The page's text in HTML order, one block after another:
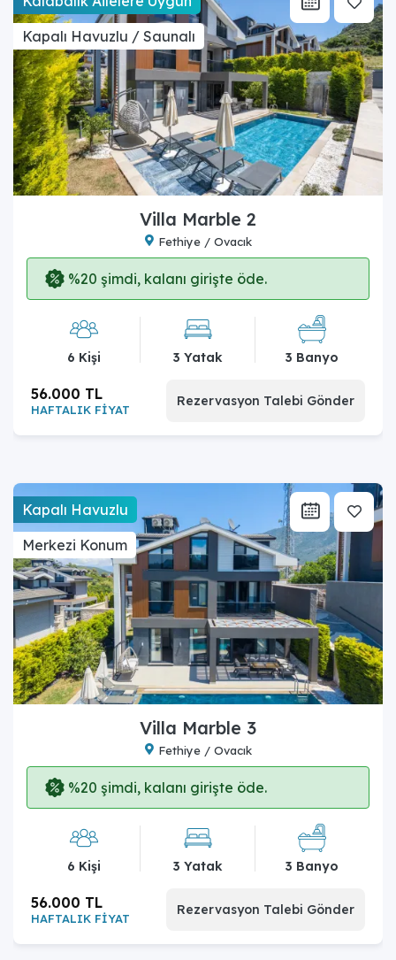
Kapalı Havuzlu / Saunalı
Villa Marble 2
Fethiye / Ovacık
%20 şimdi, kalanı girişte öde.
6 Kişi 3 Yatak 3 Banyo
HAFTALIK FİYAT
56.000 TL Rezervasyon Talebi Gönder
Kapalı Havuzlu
Merkezi Konum
Villa Marble 3
Fethiye / Ovacık
%20 şimdi, kalanı girişte öde.
6 Kişi 3 Yatak 3 Banyo
HAFTALIK FİYAT
56.000 TL Rezervasyon Talebi Gönder